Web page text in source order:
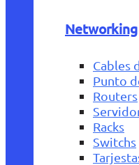
Networking
Cables
Punto
Routers
Racks
Switchs